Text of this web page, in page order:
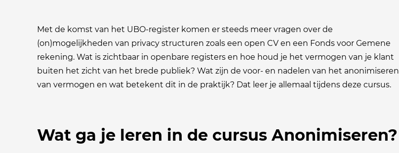
Met de komst van het UBO-register komen er steeds meer vragen over de
(on)mogelijkheden van privacy structuren zoals een open CV en een Fonds voor Gemene
rekening. Wat is zichtbaar in openbare registers en hoe houd je het vermogen van je klant
buiten het zicht van het brede publiek? Wat zijn de voor- en nadelen van het anonimiseren
van vermogen en wat betekent dit in de praktijk? Dat leer je allemaal tijdens deze cursus.
Wat ga je leren in de cursus Anonimiseren?